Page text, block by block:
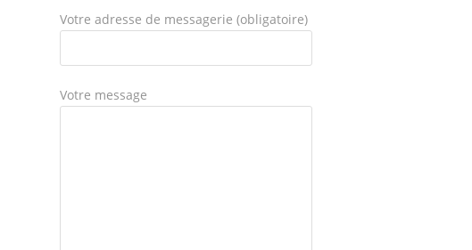
Votre adresse de messagerie (obligatoire)
Votre message